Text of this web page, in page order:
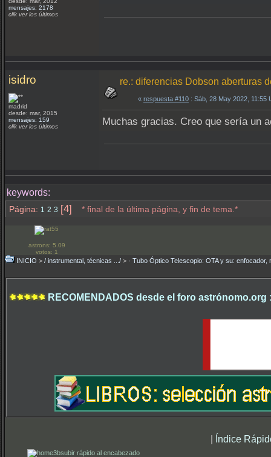
mensajes: 2178
clik ver los últimos
isidro
madrid
desde: mar, 2015
mensajes: 159
clik ver los últimos
re.: diferencias Dobson aberturas
« respuesta #110 : Sáb, 28 May 2022, 11:55
Muchas gracias. Creo que sería un
keywords:
Página: 1 2 3 [4] * final de la última página, y fin de tema.*
astrons: 5.09
votos: 1
INICIO > / instrumental, técnicas .../ > · Tubo Óptico Telescopio: OTA y su:
RECOMENDADOS desde el foro astrónomo.org
| Índice
subir rápido al encabezado